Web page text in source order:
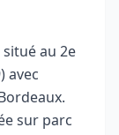
au 2e
avec
sur parc